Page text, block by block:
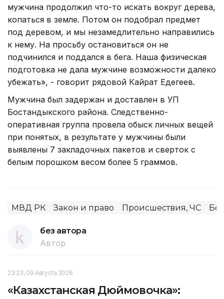
мужчина продолжил что-то искать вокруг дерева,
копаться в земле. Потом он подобрал предмет
под деревом, и мы незамедлительно направились
к нему. На просьбу остановиться он не
подчинился и поддался в бега. Наша физическая
подготовка не дала мужчине возможности далеко
убежать», - говорит рядовой Кайрат Едегеев.
Мужчина был задержан и доставлен в УП
Бостандыкского района. Следственно-
оперативная группа провела обыск личных вещей
при понятых, в результате у мужчины были
выявлены 7 закладочных пакетов и сверток с
белым порошком весом более 5 граммов.
МВД РК Закон и право Происшествия, ЧС
без автора
Автор
23:23, 09 Августа 2026
«Казахстанская Дюймовочка»: